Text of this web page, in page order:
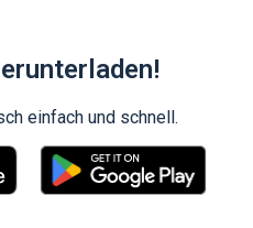
einfach und schnell.